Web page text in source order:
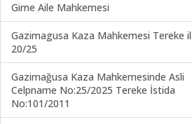
Girne Aile Mahkemesi
Gazimagusa Kaza Mahkemesi Tereke
20/25
Gazimağusa Kaza Mahkemesinde Asli
Celpname No:25/2025 Tereke İstida
No:101/2011